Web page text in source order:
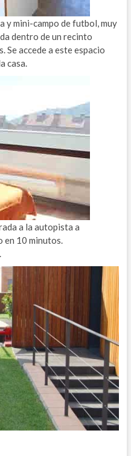
y mini-campo de futbol, muy
dentro de un recinto
Se accede a este espacio
casa.
a la autopista a
en 10 minutos.